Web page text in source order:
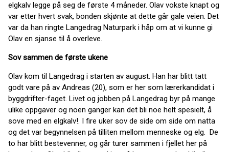
elgkalv legge på seg de første 4 måneder. Olav vokste knapt og
var etter hvert svak, bonden skjønte at dette går gale veien. Det
var da han ringte Langedrag Naturpark i håp om at vi kunne gi
Olav en sjanse til å overleve.
Sov sammen de første ukene
Olav kom til Langedrag i starten av august. Han har blitt tatt
godt vare på av Andreas (20), som er her som lærerkandidat i
byggdrifter-faget. Livet og jobben på Langedrag byr på mange
ulike oppgaver og noen ganger kan det bli noe helt spesielt, å
sove med en elgkalv!. I fire uker sov de side om side om natta
og det var begynnelsen på tilliten mellom menneske og elg. De
to har blitt bestevenner, og går turer sammen i fjellet her på